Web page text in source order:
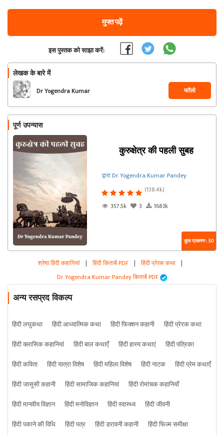
मुफ्त पढ़ें
इस पुस्तक को साझा करें:
लेखक के बारे में
Dr Yogendra Kumar
Pandey
फॉलो
पूर्ण उपन्यास
कुरुक्षेत्र की पहली सुबह
द्वारा Dr Yogendra Kumar Pandey
(138.4k)
357.5k
3 168.1k
कुल प्रकरण : 50
श्रेष्ठ हिंदी कहानियां | हिंदी किताबें PDF | हिंदी प्रेरक कथा |
Dr Yogendra Kumar Pandey किताबें PDF
अन्य रसप्रद विकल्प
हिंदी लघुकथा हिंदी आध्यात्मिक कथा हिंदी फिक्शन कहानी
हिंदी प्रेरक कथा
हिंदी क्लासिक कहानियां
हिंदी बाल कथाएँ हिंदी हास्य कथाएं
हिंदी पत्रिका
हिंदी कविता
हिंदी यात्रा विशेष हिंदी महिला विशेष हिंदी नाटक
हिंदी प्रेम कथाएँ
हिंदी जासूसी कहानी
हिंदी सामाजिक कहानियां
हिंदी रोमांचक कहानियाँ
हिंदी मानवीय विज्ञान
हिंदी मनोविज्ञान हिंदी स्वास्थ्य
हिंदी जीवनी
हिंदी पकाने की विधि
हिंदी पत्र हिंदी डरावनी कहानी हिंदी फिल्म समीक्षा